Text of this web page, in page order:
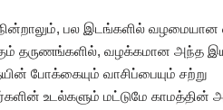
நின்றாலும், பல இடங்களில் வழமையான
தருணங்களில், வழக்கமான அந்த
போக்கையும் வாசிப்பையும் சற்று
உடல்களும் மட்டுமே காமத்தின்